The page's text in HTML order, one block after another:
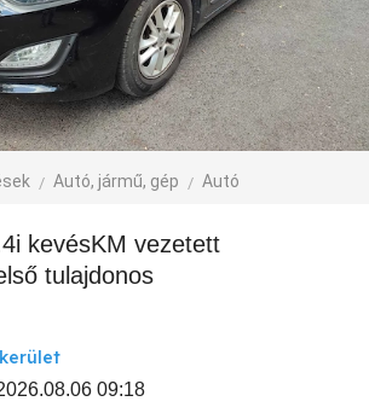
Autó, jármű, gép Autó
tulajdonos
09:18